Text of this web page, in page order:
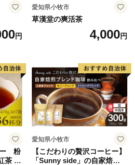
円
愛知県小牧市
草漢堂の爽活茶
4,000円
ー 粉
茶 ビ
愛知県小牧市
【こだわりの贅沢コーヒー】
「Sunny side」の自家焙煎珈